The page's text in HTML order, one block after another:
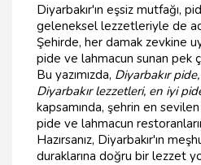
Diyarbakır'ın eşsiz mutfağı,
geleneksel lezzetleriyle de
Şehirde, her damak zevkine
pide ve lahmacun sunan pek
Bu yazımızda, Diyarbakır
Diyarbakır lezzetleri, en iyi
kapsamında, şehrin en
pide ve lahmacun
Hazırsanız, Diyarbakır'ın
duraklarına doğru bir lezzet